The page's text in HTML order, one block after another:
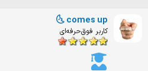
ع
ک
ی
خ
ش
🌜 comes up
کاربر فوق‌حرفه‌ای